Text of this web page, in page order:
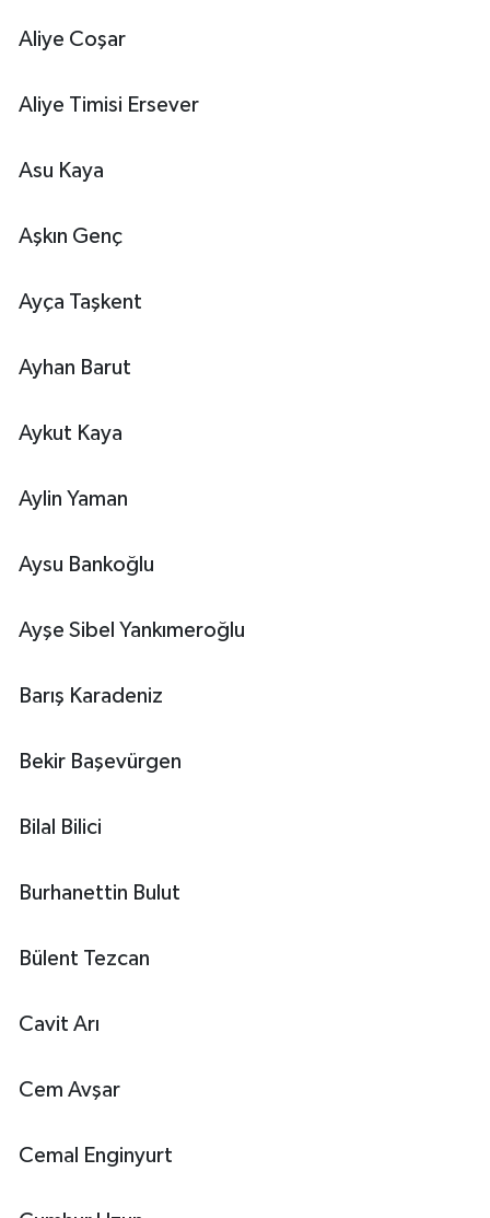
Aliye Coşar
Aliye Timisi Ersever
Asu Kaya
Aşkın Genç
Ayça Taşkent
Ayhan Barut
Aykut Kaya
Aylin Yaman
Aysu Bankoğlu
Ayşe Sibel Yankımeroğlu
Barış Karadeniz
Bekir Başevürgen
Bilal Bilici
Burhanettin Bulut
Bülent Tezcan
Cavit Arı
Cem Avşar
Cemal Enginyurt